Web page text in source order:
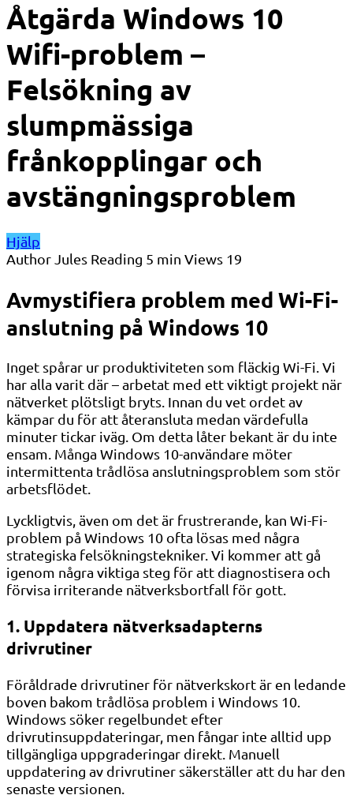
Åtgärda Windows 10
Wifi-problem –
Felsökning av
slumpmässiga
frånkopplingar och
avstängningsproblem
Hjälp
AuthorJules Reading 5 min Views 19
Avmystifiera problem med Wi-Fi-
anslutning på Windows 10
Inget spårar ur produktiviteten som fläckig Wi-Fi. Vi
har alla varit där – arbetat med ett viktigt projekt när
nätverket plötsligt bryts. Innan du vet ordet av
kämpar du för att återansluta medan värdefulla
minuter tickar iväg. Om detta låter bekant är du inte
ensam. Många Windows 10-användare möter
intermittenta trådlösa anslutningsproblem som stör
arbetsflödet.
Lyckligtvis, även om det är frustrerande, kan Wi-Fi-
problem på Windows 10 ofta lösas med några
strategiska felsökningstekniker. Vi kommer att gå
igenom några viktiga steg för att diagnostisera och
förvisa irriterande nätverksbortfall för gott.
1. Uppdatera nätverksadapterns
drivrutiner
Föråldrade drivrutiner för nätverkskort är en ledande
boven bakom trådlösa problem i Windows 10.
Windows söker regelbundet efter
drivrutinsuppdateringar, men fångar inte alltid upp
tillgängliga uppgraderingar direkt. Manuell
uppdatering av drivrutiner säkerställer att du har den
senaste versionen.